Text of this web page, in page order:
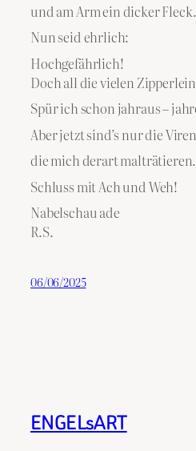
und am Arm ein
Nun seid
Hochgefährlich!
Doch all die
Spür ich schon
Aber jetzt sind’s
die mich derart
Schluss mit
Nabelschau
R.S.
06/06/2025
ENGELsART